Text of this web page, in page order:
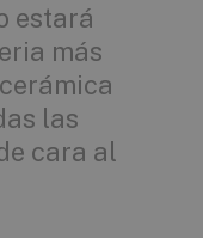
estará
más
las
cara al